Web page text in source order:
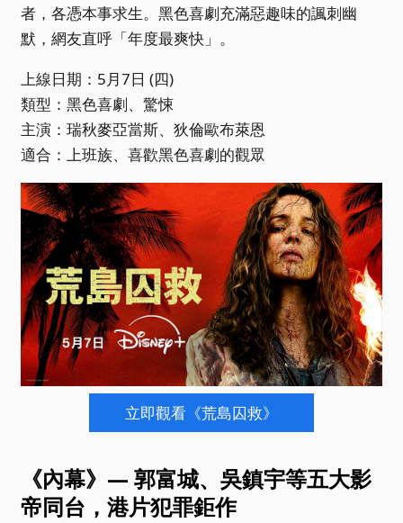
者，各憑本事求生。黑色喜劇充滿惡趣味的諷刺幽
默，網友直呼「年度最爽快」。
上線日期：5月7日 (四)
類型：黑色喜劇、驚悚
主演：瑞秋麥亞當斯、狄倫歐布萊恩
適合：上班族、喜歡黑色喜劇的觀眾
立即觀看《荒島囚救》
《內幕》— 郭富城、吳鎮宇等五大影
帝同台，港片犯罪鉅作